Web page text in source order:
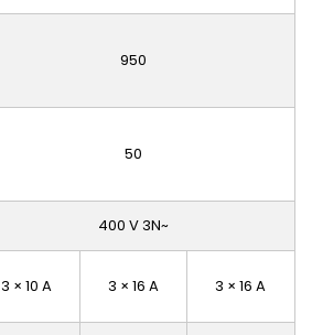
950
50
400 V 3N~
3 × 10 A 3 × 16 A 3 × 16 A